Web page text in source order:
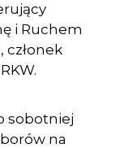
i Ruchem
członek
sobotniej
na